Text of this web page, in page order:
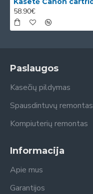
58.90€
Paslaugos
Kasečių pildymas
Spausdintuvų remontas
Kompiuterių remontas
Informacija
Apie mus
Garantijos